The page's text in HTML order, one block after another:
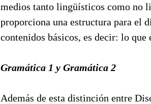
medios tanto lingüísticos como no
proporciona una estructura para el
contenidos básicos, es decir: lo que
Gramática 1 y Gramática 2
Además de esta distinción entre